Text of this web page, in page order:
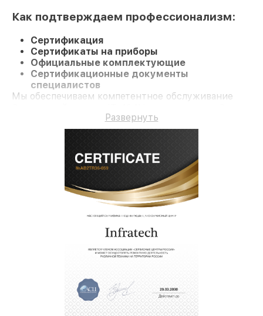
Как подтверждаем профессионализм:
Сертификация
Сертификаты на приборы
Официальные комплектующие
Сертификационные документы
специалистов
Мы обеспечиваем компетентное обслуживание
Развернуть